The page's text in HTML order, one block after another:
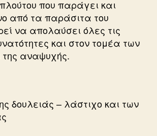
πλούτου που παράγει και
από τα παράσιτα του
να απολαύσει όλες τις
και στον τομέα των
της αναψυχής.
δουλειάς – λάστιχο και των